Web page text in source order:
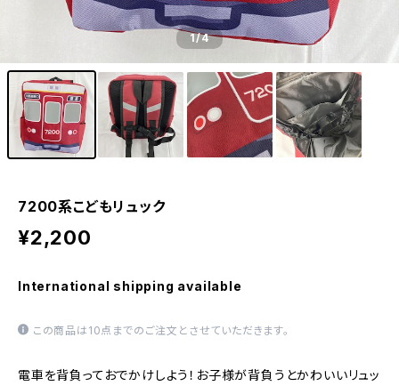
1/4
7200系こどもリュック
¥2,200
International shipping available
この商品は10点までのご注文とさせていただきます。
電車を背負っておでかけしよう！お子様が背負うとかわいいリュッ